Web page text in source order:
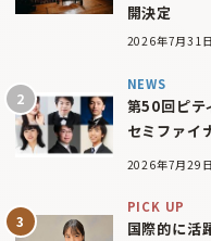
開決定
2026年7月31日
NEWS
第50回ピテ
セミファイ
2026年7月29日
PICK UP
国際的に活